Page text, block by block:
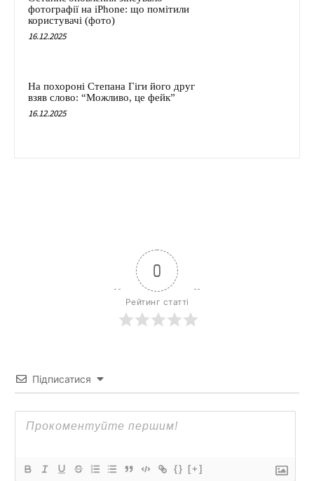
фотографії на iPhone: що помітили
користувачі (фото)
16.12.2025
На похороні Степана Гіги його друг
взяв слово: “Можливо, це фейк”
16.12.2025
0
Рейтинг статті
Підписатися
{} [+]